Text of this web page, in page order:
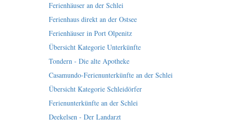
Ferienhäuser an der Schlei
Ferienhaus direkt an der Ostsee
Ferienhäuser in Port Olpenitz
Übersicht Kategorie Unterkünfte
Tondern - Die alte Apotheke
Casamundo-Ferienunterkünfte an der Schlei
Übersicht Kategorie Schleidörfer
Ferienunterkünfte an der Schlei
Deekelsen - Der Landarzt